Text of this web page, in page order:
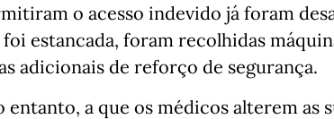
o acesso indevido já foram
estancada, foram recolhidas
adicionais de reforço de segurança.
entanto, a que os médicos alterem as